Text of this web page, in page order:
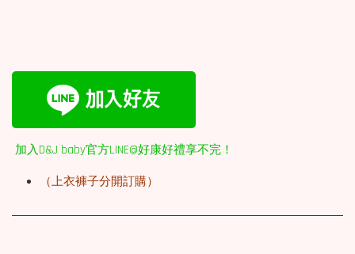
加入D&J baby官方LINE@好康好禮享不完！
（上衣褲子分開訂購）